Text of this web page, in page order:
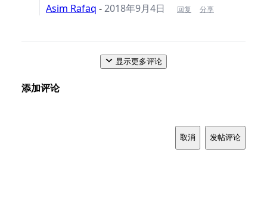
Asim Rafaq -2018年9月4日 回复 分享
显示更多评论
添加评论
取消 发帖评论